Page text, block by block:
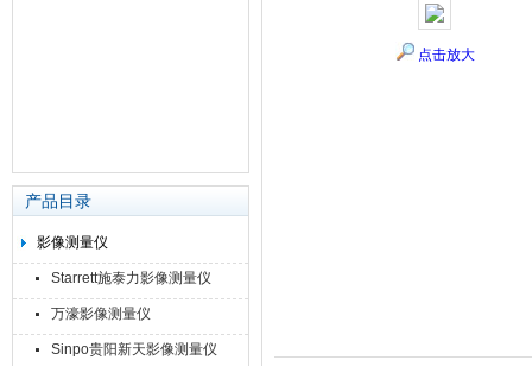
产品目录
影像测量仪
Starrett施泰力影像测量仪
万濠影像测量仪
Sinpo贵阳新天影像测量仪
点击放大